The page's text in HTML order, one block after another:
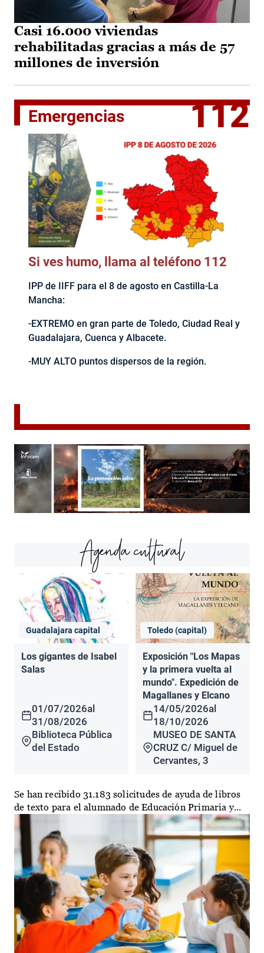
Casi 16.000 viviendas
rehabilitadas gracias a más de 57
millones de inversión
Emergencias 112
Si ves humo, llama al teléfono 112
IPP de IIFF para el 8 de agosto en Castilla-La
Mancha:
-EXTREMO en gran parte de Toledo, Ciudad Real y
Guadalajara, Cuenca y Albacete.
-MUY ALTO puntos dispersos de la región.
Agenda cultural
Guadalajara capital
Los gigantes de Isabel
Salas
01/07/2026al
31/08/2026
Biblioteca Pública
del Estado
Toledo (capital)
Exposición "Los Mapas
y la primera vuelta al
mundo". Expedición de
Magallanes y Elcano
14/05/2026al
18/10/2026
MUSEO DE SANTA
CRUZ C/ Miguel de
Cervantes, 3
Se han recibido 31.183 solicitudes de ayuda de libros
de texto para el alumnado de Educación Primaria y...